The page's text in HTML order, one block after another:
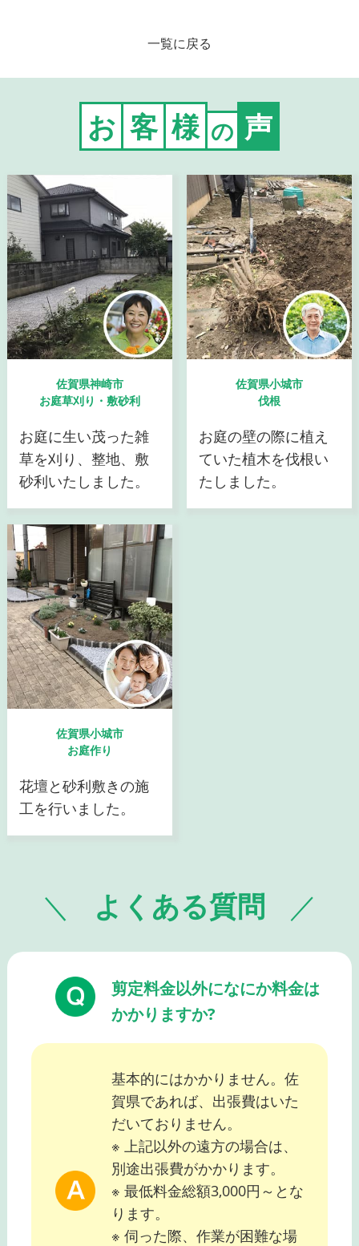
一覧に戻る
お 客 様 の 声
佐賀県神崎市
お庭草刈り・敷砂利
お庭に生い茂った雑
草を刈り、整地、敷
砂利いたしました。
佐賀県小城市
伐根
お庭の壁の際に植え
ていた植木を伐根い
たしました。
佐賀県小城市
お庭作り
花壇と砂利敷きの施
工を行いました。
よくある質問
剪定料金以外になにか料金は
かかりますか?
基本的にはかかりません。佐
賀県であれば、出張費はいた
だいておりません。
※ 上記以外の遠方の場合は、
別途出張費がかかります。
※ 最低料金総額3,000円～とな
ります。
※ 伺った際、作業が困難な場